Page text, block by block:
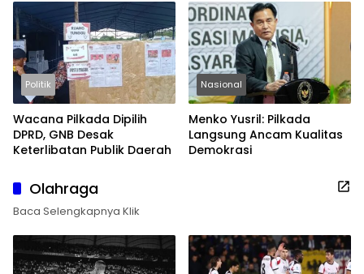
Politik
Wacana Pilkada Dipilih
DPRD, GNB Desak
Keterlibatan Publik Daerah
Nasional
Menko Yusril: Pilkada
Langsung Ancam Kualitas
Demokrasi
Olahraga
Baca Selengkapnya Klik